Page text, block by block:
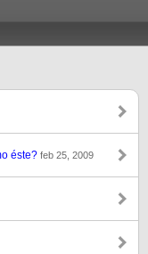
éste? feb 25, 2009